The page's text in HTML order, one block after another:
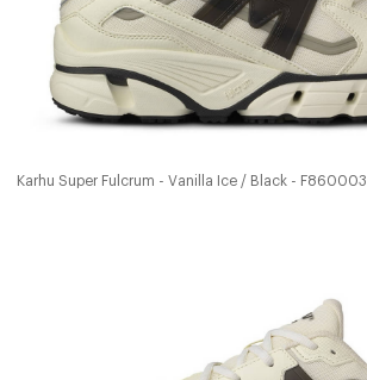
Karhu Super Fulcrum - Vanilla Ice / Black - F860003